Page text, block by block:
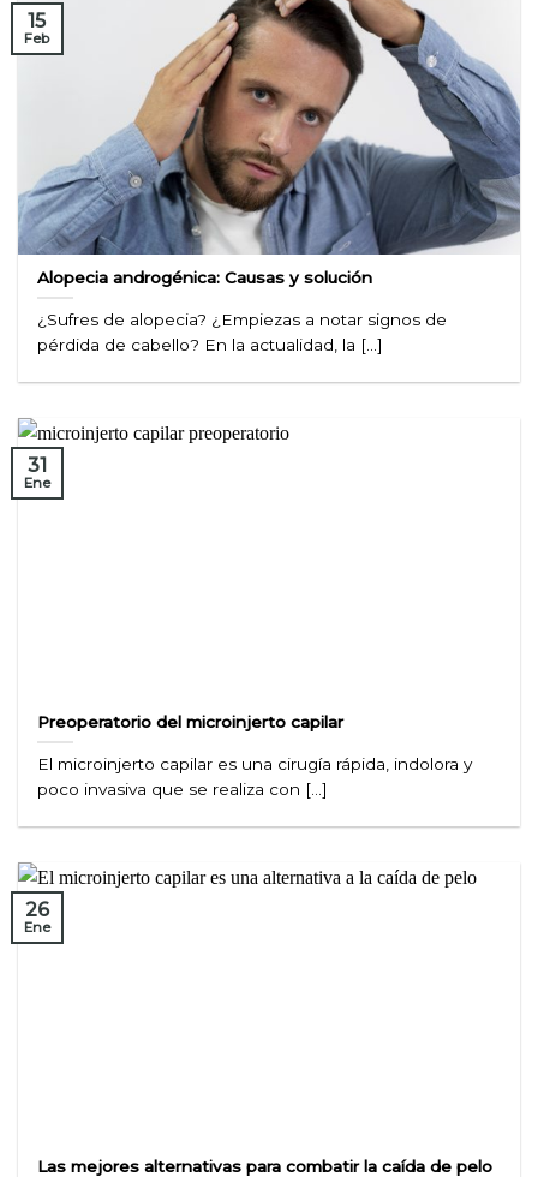
Alopecia androgénica: Causas y solución
¿Sufres de alopecia? ¿Empiezas a notar signos de
pérdida de cabello? En la actualidad, la [...]
15
Feb
Preoperatorio del microinjerto capilar
El microinjerto capilar es una cirugía rápida, indolora y
poco invasiva que se realiza con [...]
31
Ene
Las mejores alternativas para combatir la caída de pelo
26
Ene